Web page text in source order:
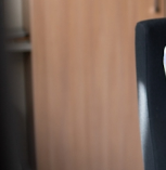
Leichte